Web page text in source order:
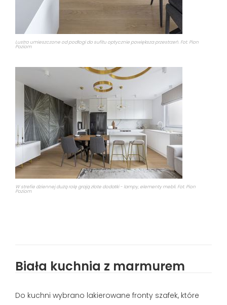
Lustro umieszczone od podłogi do sufitu optycznie powiększa przestrzeń. Fot. Pion
Poziom
W strefie dziennej dużą rolę grają złote dodatki - lampy, elementy mebli. Fot. Pion
Poziom
Biała kuchnia z marmurem
Do kuchni wybrano lakierowane fronty szafek, które